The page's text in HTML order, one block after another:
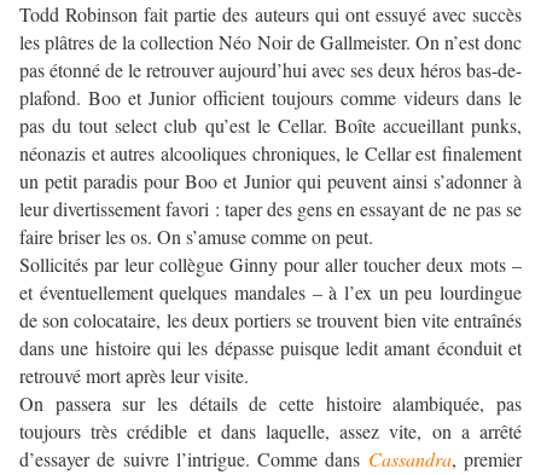
Todd Robinson fait partie des auteurs qui ont essuyé avec succès
les plâtres de la collection Néo Noir de Gallmeister. On n’est donc
pas étonné de le retrouver aujourd’hui avec ses deux héros bas-de-
plafond. Boo et Junior officient toujours comme videurs dans le
pas du tout select club qu’est le Cellar. Boîte accueillant punks,
néonazis et autres alcooliques chroniques, le Cellar est finalement
un petit paradis pour Boo et Junior qui peuvent ainsi s’adonner à
leur divertissement favori : taper des gens en essayant de ne pas se
faire briser les os. On s’amuse comme on peut.
Sollicités par leur collègue Ginny pour aller toucher deux mots –
et éventuellement quelques mandales – à l’ex un peu lourdingue
de son colocataire, les deux portiers se trouvent bien vite entraînés
dans une histoire qui les dépasse puisque ledit amant éconduit et
retrouvé mort après leur visite.
On passera sur les détails de cette histoire alambiquée, pas
toujours très crédible et dans laquelle, assez vite, on a arrêté
d’essayer de suivre l’intrigue. Comme dans Cassandra, premier